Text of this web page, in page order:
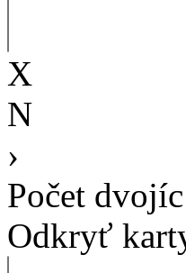
X
N
›
Počet dvojíc
Odkryť